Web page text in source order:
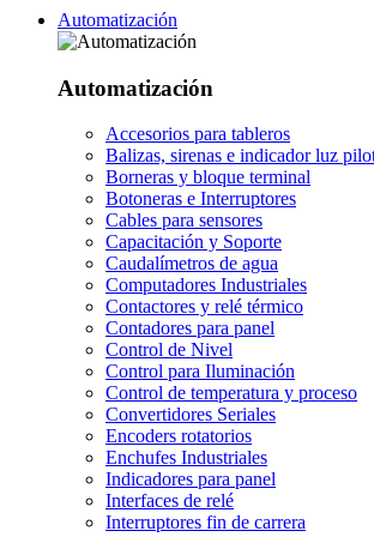
Automatización
Automatización
Accesorios para tableros
Balizas, sirenas e indicador luz
Borneras y bloque terminal
Botoneras e Interruptores
Cables para sensores
Capacitación y Soporte
Caudalímetros de agua
Computadores Industriales
Contactores y relé térmico
Contadores para panel
Control de Nivel
Control para Iluminación
Control de temperatura y proceso
Convertidores Seriales
Encoders rotatorios
Enchufes Industriales
Indicadores para panel
Interfaces de relé
Interruptores fin de carrera